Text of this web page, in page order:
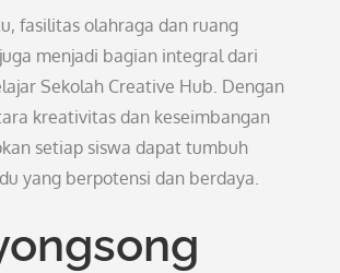
fasilitas olahraga dan ruang
menjadi bagian integral dari
Sekolah Creative Hub. Dengan
kreativitas dan keseimbangan
setiap siswa dapat tumbuh
yang berpotensi dan berdaya.